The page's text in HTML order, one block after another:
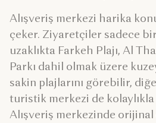
Alışveriş merkezi harika
çeker. Ziyaretçiler sadece
uzaklıkta Farkeh Plajı, Al
Parkı dahil olmak üzere
sakin plajlarını görebilir,
turistik merkezi de
Alışveriş merkezinde orijinal